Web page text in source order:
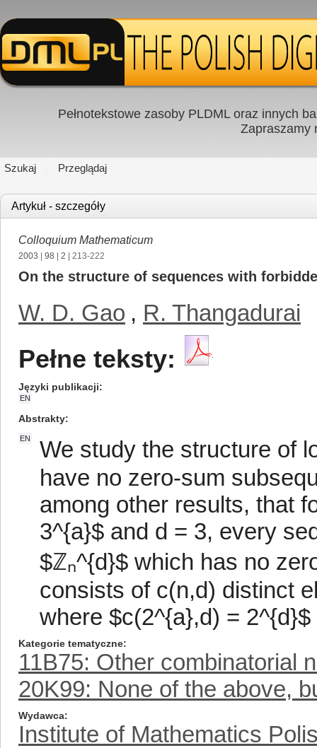
Pełnotekstowe zasoby PLDML oraz innych
Zapraszamy
Szukaj Przeglądaj
Artykuł - szczegóły
Colloquium Mathematicum
2003 98 2 | 213-222
On the structure of sequences with
W. D. Gao , R. Thangadurai
Pełne teksty:
Języki publikacji
EN
Abstrakty
EN
We study the structure of
have no zero-sum
among other results, that
3^{a}$ and d = 3, every
$ℤₙ^{d}$ which has no
consists of c(n,d) distinct
where $c(2^{a},d) =
Kategorie tematyczne
11B75: Other combinatorial
20K99: None of the above,
Wydawca
Institute of Mathematics